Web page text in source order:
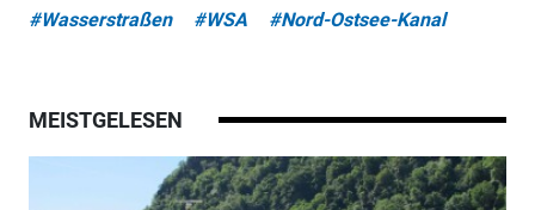
#Wasserstraßen #WSA #Nord-Ostsee-Kanal
MEISTGELESEN